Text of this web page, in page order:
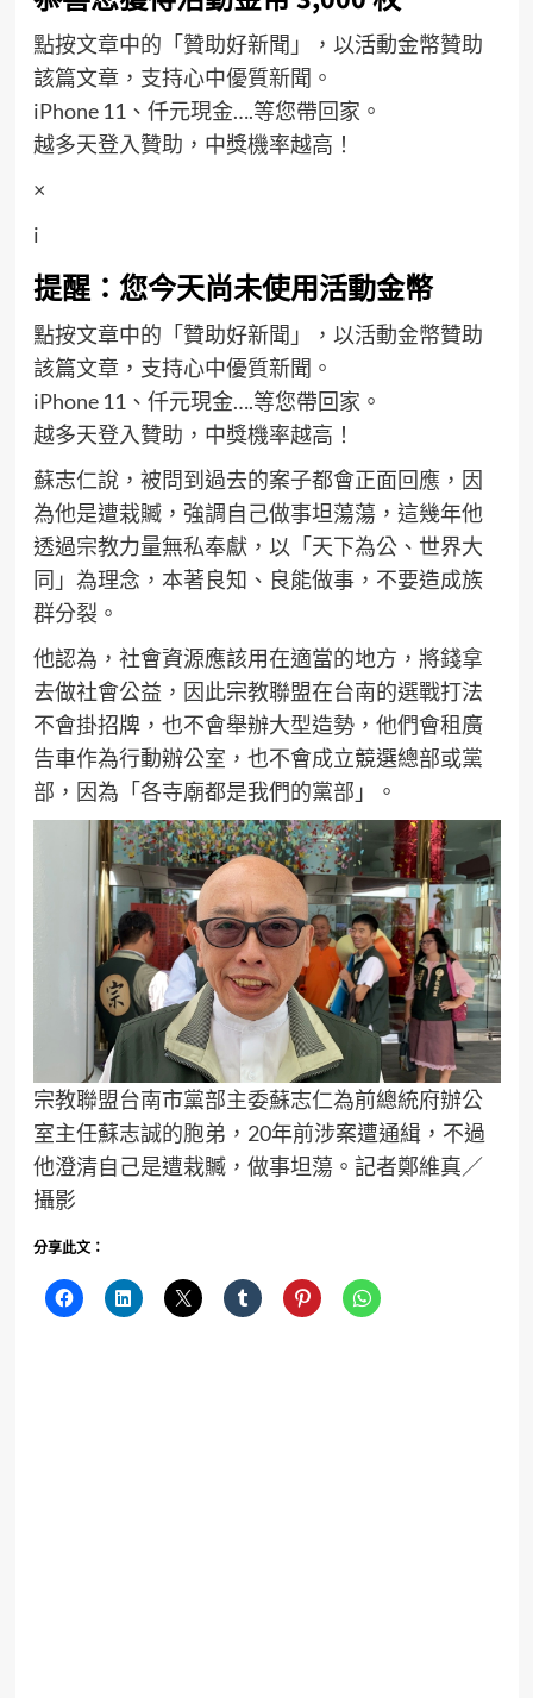
點按文章中的「贊助好新聞」，以活動金幣贊助
該篇文章，支持心中優質新聞。
iPhone 11、仟元現金….等您帶回家。
越多天登入贊助，中獎機率越高！
×
i
提醒：您今天尚未使用活動金幣
點按文章中的「贊助好新聞」，以活動金幣贊助
該篇文章，支持心中優質新聞。
iPhone 11、仟元現金….等您帶回家。
越多天登入贊助，中獎機率越高！
蘇志仁說，被問到過去的案子都會正面回應，因
為他是遭栽贓，強調自己做事坦蕩蕩，這幾年他
透過宗教力量無私奉獻，以「天下為公、世界大
同」為理念，本著良知、良能做事，不要造成族
群分裂。
他認為，社會資源應該用在適當的地方，將錢拿
去做社會公益，因此宗教聯盟在台南的選戰打法
不會掛招牌，也不會舉辦大型造勢，他們會租廣
告車作為行動辦公室，也不會成立競選總部或黨
部，因為「各寺廟都是我們的黨部」。
宗教聯盟台南市黨部主委蘇志仁為前總統府辦公
室主任蘇志誠的胞弟，20年前涉案遭通緝，不過
他澄清自己是遭栽贓，做事坦蕩。記者鄭維真／
攝影
分享此文：